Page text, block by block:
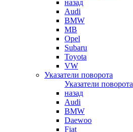
назад
Audi
BMW
MB
Opel
Subaru
Toyota
VW
Указатели поворота
Указатели поворота
назад
Audi
BMW
Daewoo
Fiat